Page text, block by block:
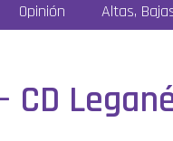
Opinión Altas,
CD